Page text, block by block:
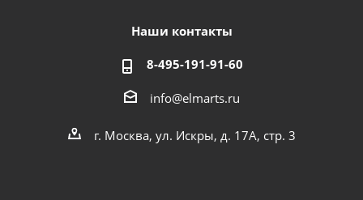
Наши контакты
8-495-191-91-60
info@elmarts.ru
г. Москва, ул. Искры, д. 17А, стр. 3